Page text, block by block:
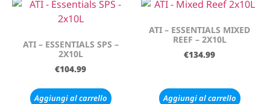
ATI – ESSENTIALS SPS –
2X10L
€104.99
Aggiungi al carrello
ATI – ESSENTIALS MIXED
REEF – 2X10L
€134.99
Aggiungi al carrello